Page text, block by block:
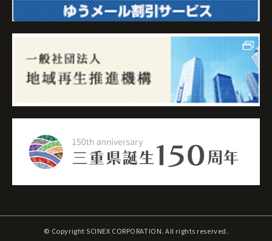
© Copyright SCINEX CORPORATION. All rights reserved.